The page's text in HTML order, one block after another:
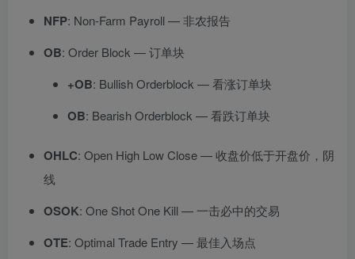
NFP: Non-Farm Payroll — 非农报告
OB: Order Block — 订单块
+OB: Bullish Orderblock — 看涨订单块
OB: Bearish Orderblock — 看跌订单块
OHLC: Open High Low Close — 收盘价低于开盘价，阴
线
OSOK: One Shot One Kill — 一击必中的交易
OTE: Optimal Trade Entry — 最佳入场点